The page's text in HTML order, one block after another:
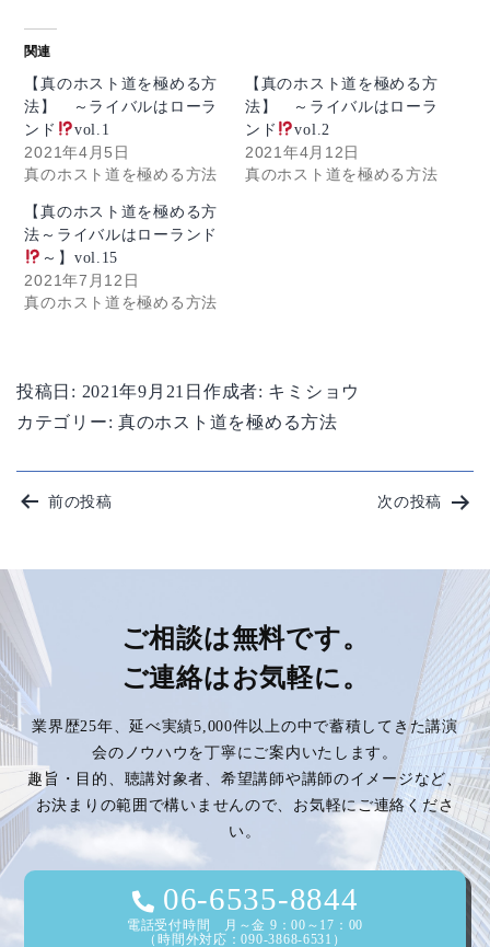
関連
【真のホスト道を極める方
法】 ～ライバルはローラ
ンド
vol.1
2021年4月5日
真のホスト道を極める方法
【真のホスト道を極める方
法】 ～ライバルはローラ
ンド
vol.2
2021年4月12日
真のホスト道を極める方法
【真のホスト道を極める方
法～ライバルはローランド
～】vol.15
2021年7月12日
真のホスト道を極める方法
投稿日: 2021年9月21日 作成者: キミショウ
カテゴリー:真のホスト道を極める方法
投
ナ
ビ
ゲ
ー
シ
ョ
ン
前の投稿 次の投稿
ご相談は無料です。
ご連絡はお気軽に。
業界歴25年、延べ実績5,000件以上の中で蓄積してきた講演
会のノウハウを丁寧にご案内いたします。
趣旨・目的、聴講対象者、希望講師や講師のイメージなど、
お決まりの範囲で構いませんので、お気軽にご連絡くださ
い。
06-6535-8844
電話受付時間 月～金 9：00～17：00
（時間外対応：090-3868-6531）